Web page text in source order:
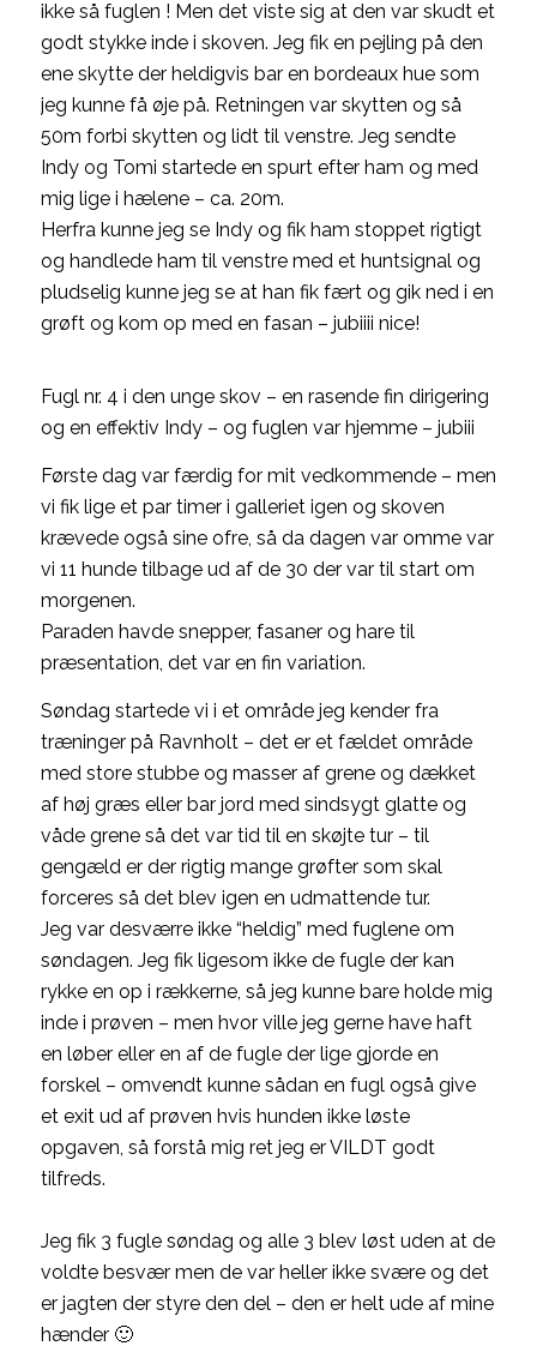
ikke så fuglen ! Men det viste sig at den var skudt et
godt stykke inde i skoven. Jeg fik en pejling på den
ene skytte der heldigvis bar en bordeaux hue som
jeg kunne få øje på. Retningen var skytten og så
50m forbi skytten og lidt til venstre. Jeg sendte
Indy og Tomi startede en spurt efter ham og med
mig lige i hælene – ca. 20m.
Herfra kunne jeg se Indy og fik ham stoppet rigtigt
og handlede ham til venstre med et huntsignal og
pludselig kunne jeg se at han fik fært og gik ned i en
grøft og kom op med en fasan – jubiiii nice!
Fugl nr. 4 i den unge skov – en rasende fin dirigering
og en effektiv Indy – og fuglen var hjemme – jubiii
Første dag var færdig for mit vedkommende – men
vi fik lige et par timer i galleriet igen og skoven
krævede også sine ofre, så da dagen var omme var
vi 11 hunde tilbage ud af de 30 der var til start om
morgenen.
Paraden havde snepper, fasaner og hare til
præsentation, det var en fin variation.
Søndag startede vi i et område jeg kender fra
træninger på Ravnholt – det er et fældet område
med store stubbe og masser af grene og dækket
af høj græs eller bar jord med sindsygt glatte og
våde grene så det var tid til en skøjte tur – til
gengæld er der rigtig mange grøfter som skal
forceres så det blev igen en udmattende tur.
Jeg var desværre ikke “heldig” med fuglene om
søndagen. Jeg fik ligesom ikke de fugle der kan
rykke en op i rækkerne, så jeg kunne bare holde mig
inde i prøven – men hvor ville jeg gerne have haft
en løber eller en af de fugle der lige gjorde en
forskel – omvendt kunne sådan en fugl også give
et exit ud af prøven hvis hunden ikke løste
opgaven, så forstå mig ret jeg er VILDT godt
tilfreds.
Jeg fik 3 fugle søndag og alle 3 blev løst uden at de
voldte besvær men de var heller ikke svære og det
er jagten der styre den del – den er helt ude af mine
hænder 🙂